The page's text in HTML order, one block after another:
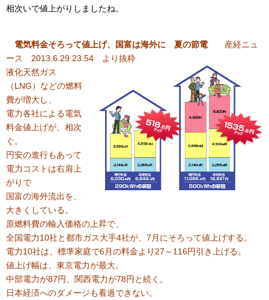
相次いで値上がりしましたね。
電気料金そろって値上げ、国富は海外に 夏の節電 産経ニュ
ース 2013.6.29 23:54 より抜粋
液化天然ガス
（LNG）などの燃料
費が増大し、
電力各社による電気
料金値上げが、相次
ぐ。
円安の進行もあって
電力コストは右肩上
がりで
国富の海外流出を、
大きくしている。
原燃料費の輸入価格の上昇で、
全国電力10社と都市ガス大手4社が、7月にそろって値上げする。
電力10社は、標準家庭で6月の料金より27～116円引き上げる。
値上げ幅は、東京電力が最大。
中部電力が87円、関西電力が78円と続く。
日本経済へのダメージも看過できない。